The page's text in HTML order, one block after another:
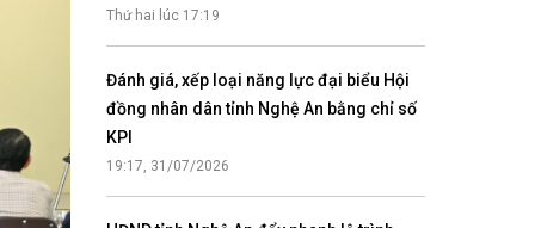
An
pháp
Thứ hai lúc 17:19
Đánh giá, xếp loại năng lực đại biểu Hội
đồng nhân dân tỉnh Nghệ An bằng chỉ số
KPI
19:17, 31/07/2026